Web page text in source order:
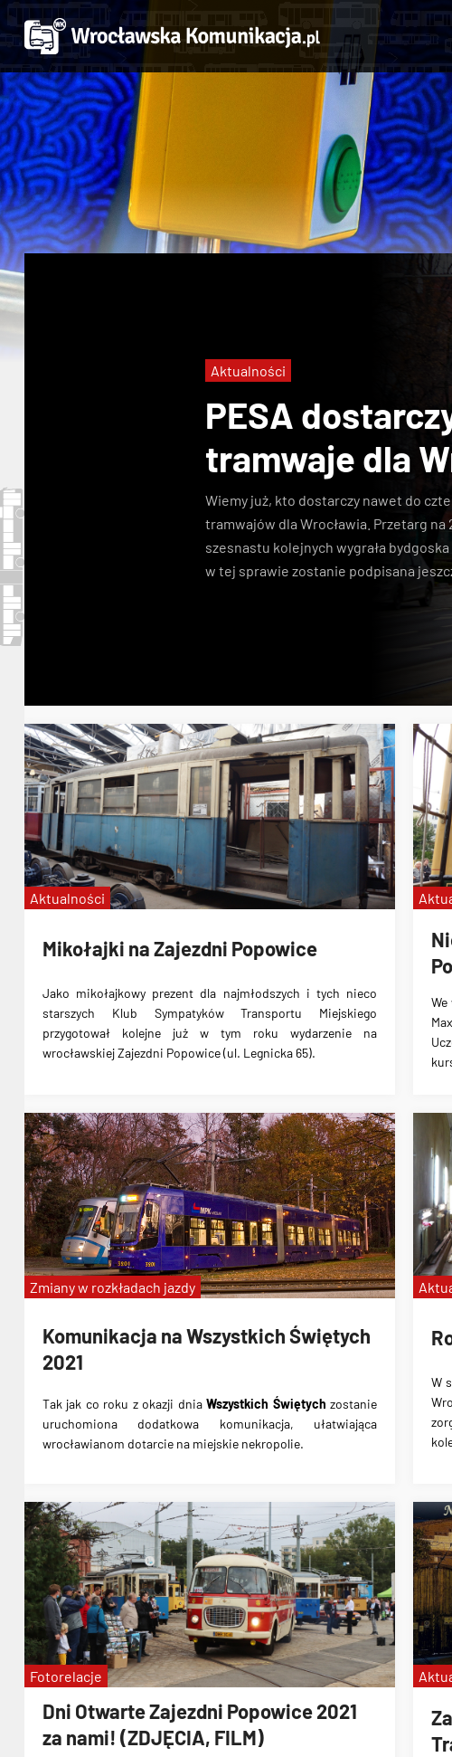
PESA
tramwaje dla
Wiemy już, kto dostarczy nawet do
tramwajów dla Wrocławia. Przetarg
szesnastu kolejnych wygrała
w tej sprawie zostanie podpisana
Aktualności
Pesa przetarg nowe tramwaje
Mikołajki na Zajezdni Popowice
Jako mikołajkowy prezent dla najmłodszych i tych nieco
starszych Klub Sympatyków Transportu Miejskiego
przygotował kolejne już w tym roku wydarzenie na
wrocławskiej Zajezdni Popowice (ul. Legnicka 65).
Aktualności
Komunikacja na Wszystkich Świętych
2021
Tak jak co roku z okazji dniaWszystkich Świętych zostanie
uruchomiona dodatkowa komunikacja, ułatwiająca
wrocławianom dotarcie na miejskie nekropolie.
Zmiany w rozkładach jazdy
W
Dni Otwarte Zajezdni Popowice 2021
za nami! (ZDJĘCIA, FILM)
Fotorelacje